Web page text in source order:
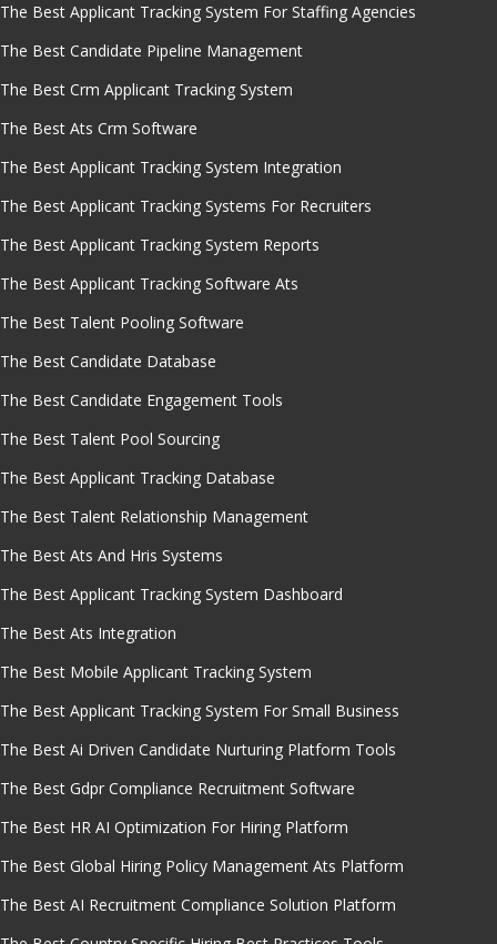
The Best Applicant Tracking System For Staffing Agencies
The Best Candidate Pipeline Management
The Best Crm Applicant Tracking System
The Best Ats Crm Software
The Best Applicant Tracking System Integration
The Best Applicant Tracking Systems For Recruiters
The Best Applicant Tracking System Reports
The Best Applicant Tracking Software Ats
The Best Talent Pooling Software
The Best Candidate Database
The Best Candidate Engagement Tools
The Best Talent Pool Sourcing
The Best Applicant Tracking Database
The Best Talent Relationship Management
The Best Ats And Hris Systems
The Best Applicant Tracking System Dashboard
The Best Ats Integration
The Best Mobile Applicant Tracking System
The Best Applicant Tracking System For Small Business
The Best Ai Driven Candidate Nurturing Platform Tools
The Best Gdpr Compliance Recruitment Software
The Best HR AI Optimization For Hiring Platform
The Best Global Hiring Policy Management Ats Platform
The Best AI Recruitment Compliance Solution Platform